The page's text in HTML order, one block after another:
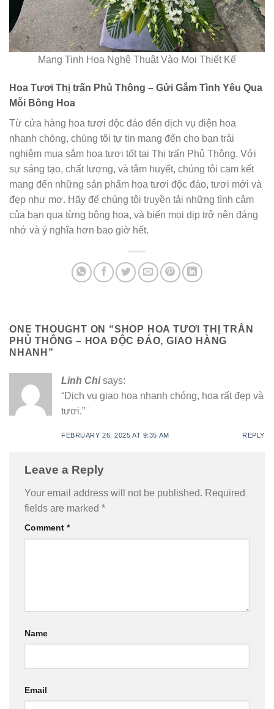
Mang Tinh Hoa Nghệ Thuật Vào Mọi Thiết Kế
Hoa Tươi Thị trấn Phủ Thông – Gửi Gắm Tình Yêu Qua
Mỗi Bông Hoa
Từ cửa hàng hoa tươi độc đáo đến dịch vụ điện hoa
nhanh chóng, chúng tôi tự tin mang đến cho bạn trải
nghiệm mua sắm hoa tươi tốt tại Thị trấn Phủ Thông. Với
sự sáng tạo, chất lượng, và tâm huyết, chúng tôi cam kết
mang đến những sản phẩm hoa tươi độc đáo, tươi mới và
đẹp như mơ. Hãy để chúng tôi truyền tải những tình cảm
của bạn qua từng bông hoa, và biến mọi dịp trở nên đáng
nhớ và ý nghĩa hơn bao giờ hết.
ONE THOUGHT ON “SHOP HOA TƯƠI THỊ TRẤN
PHỦ THÔNG – HOA ĐỘC ĐÁO, GIAO HÀNG
NHANH ”
Linh Chi says:
“Dịch vụ giao hoa nhanh chóng, hoa rất đẹp và
tươi.”
FEBRUARY 26, 2025 AT 9:35 AM REPLY
Leave a Reply
Your email address will not be published. Required
fields are marked *
Comment *
Name
Email